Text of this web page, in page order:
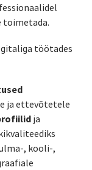
toimetada.
töötades
ja ettevõtetele
ja
, kooli-,